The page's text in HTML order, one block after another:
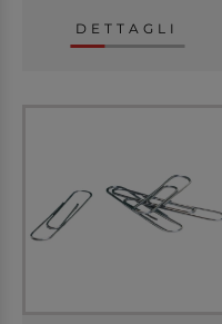
DETTAGLI